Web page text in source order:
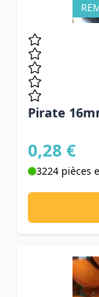
Pirate
0,28 €
3224 pièces